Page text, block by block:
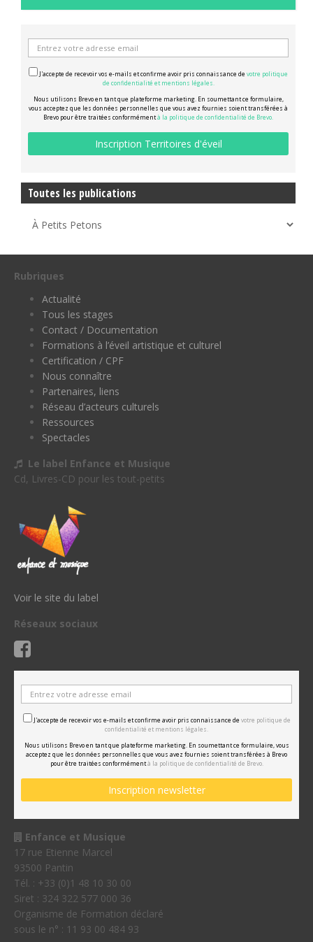
J'accepte de recevoir vos e-mails et confirme avoir pris connaissance de votre politique
de confidentialité et mentions légales.
Nous utilisons Brevo en tant que plateforme marketing. En soumettant ce formulaire,
vous acceptez que les données personnelles que vous avez fournies soient transférées à
Brevo pour être traitées conformémentà la politique de confidentialité de Brevo.
Toutes les publications
Rubriques
Actualité
Tous les stages
Contact / Documentation
Formations à l’éveil artistique et culturel
Certification / CPF
Nous connaître
Partenaires, liens
Réseau d’acteurs culturels
Ressources
Spectacles
Le label Enfance et Musique
Cd, Livres-CD pour les tout-petits
Voir le site du label
Réseaux sociaux
J'accepte de recevoir vos e-mails et confirme avoir pris connaissance de votre politique de
confidentialité et mentions légales.
Nous utilisons Brevo en tant que plateforme marketing. En soumettant ce formulaire, vous
acceptez que les données personnelles que vous avez fournies soient transférées à Brevo
pour être traitées conformémentà la politique de confidentialité de Brevo.
Enfance et Musique
17 rue Etienne Marcel
93500 Pantin
Tél. : +33 (0)1 48 10 30 00
Siret : 324 322 577 000 36
Organisme de Formation déclaré
sous le n° : 11 93 00 484 93